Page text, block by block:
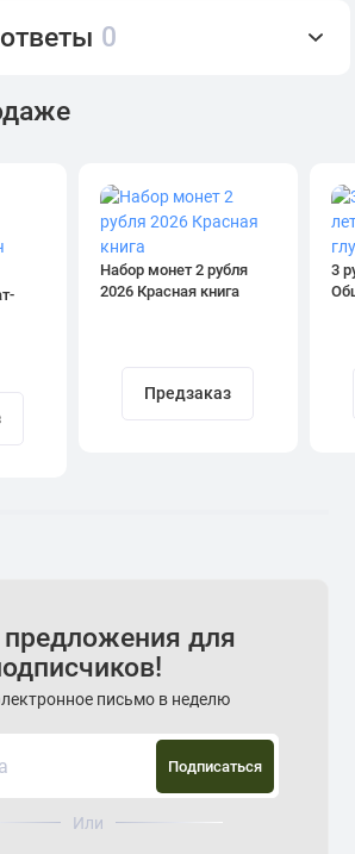
0
Набор монет 2 рубля
2026 Красная книга
Предзаказ
3
для
письмо в неделю
Подписаться
Или